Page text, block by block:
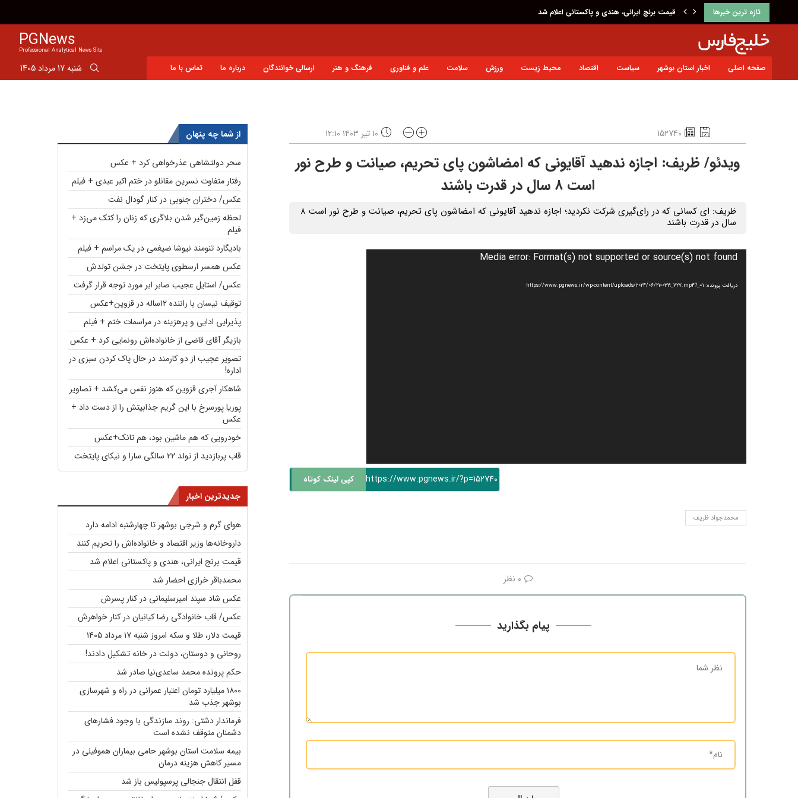
تازه ترین خبرها قیمت برنج ایرانی، هندی و پاکستانی اعلام شد
PGNews
Professional Analytical News Site
صفحه اصلی اخبار استان بوشهر سیاست اقتصاد محیط زیست ورزش سلامت علم و فناوری فرهنگ و هنر ارسالی خوانندگان درباره ما تماس با ما شنبه 17 مرداد 1405
152740 ۱۰ تیر ۱۴۰۳ ۱۲:۱۰
ویدئو/ ظریف: اجازه ندهید آقایونی که امضاشون پای تحریم، صیانت و طرح نور
است ۸ سال در قدرت باشند
ظریف: ای کسانی که در رای‌گیری شرکت نکردید؛ اجازه ندهید آقایونی که امضاشون پای تحریم، صیانت و طرح نور است ۸
سال در قدرت باشند
نمایشگر
Media error: Format(s) not supported or source(s) not found
دریافت پرونده: https://www.pgnews.ir/wp-content/uploads/2024/06/2100319_727.mp4?_=1
https://www.pgnews.ir/?p=152740 کپی لینک کوتاه
محمدجواد ظریف
0 نظر
پیام بگذارید
از شما چه پنهان
سحر دولتشاهی عذرخواهی کرد + عکس
رفتار متفاوت نسرین مقانلو در ختم اکبر عبدی + فیلم
عکس/ دختران جنوبی در کنار گودال نفت
لحظه زمین‌گیر شدن بلاگری که زنان را کتک می‌زد +
فیلم
بادیگارد تنومند نیوشا ضیغمی در یک مراسم + فیلم
عکس همسر ارسطوی پایتخت در جشن تولدش
عکس/ استایل عجیب صابر ابر مورد توجه قرار گرفت
توقیف نیسان با راننده ۱۲ساله در قزوین+عکس
پذیرایی ادایی و پرهزینه در مراسمات ختم + فیلم
بازیگر آقای قاضی از خانواده‌اش رونمایی کرد + عکس
تصویر عجیب از دو کارمند در حال پاک کردن سبزی در
اداره!
شاهکار آجری قزوین که هنوز نفس می‌کشد + تصاویر
پوریا پورسرخ با این گریم جذابیتش را از دست داد +
عکس
خودرویی که هم ماشین بود، هم تانک+عکس
قاب پربازدید از تولد ۲۲ سالگی سارا و نیکای پایتخت
جدیدترین اخبار
هوای گرم و شرجی بوشهر تا چهارشنبه ادامه دارد
داروخانه‌ها وزیر اقتصاد و خانواده‌اش را تحریم کنند
قیمت برنج ایرانی، هندی و پاکستانی اعلام شد
محمدباقر خرازی احضار شد
عکس شاد سپند امیرسلیمانی در کنار پسرش
عکس/ قاب خانوادگی رضا کیانیان در کنار خواهرش
قیمت دلار، طلا و سکه امروز شنبه ۱۷ مرداد ۱۴۰۵
روحانی و دوستان، دولت در خانه تشکیل دادند!
حکم پرونده محمد ساعدی‌نیا صادر شد
۱۸۰۰ میلیارد تومان اعتبار عمرانی در راه و شهرسازی
بوشهر جذب شد
فرماندار دشتی: روند سازندگی با وجود فشارهای
دشمنان متوقف نشده است
بیمه سلامت استان بوشهر حامی بیماران هموفیلی در
مسیر کاهش هزینه‌ درمان
قفل انتقال جنجالی پرسپولیس باز شد